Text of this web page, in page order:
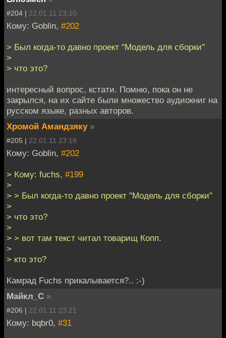
#204 | 22.01.11 23:10
Кому: Goblin, #202
> Был когда-то давно проект "Модель для сборки"
>
> что это?
интересный вопрос, кстати. Помню, пока он не
закрылся, на их сайте были множество аудиокниг на
русском языке, разных авторов.
Хромой Амандзяку »
#205 | 22.01.11 23:19
Кому: Goblin, #202
> Кому: fuchs, #199
>
> > Был когда-то давно проект "Модель для сборки"
>
> что это?
>
> > вот там текст читал товарищ Копп.
>
> кто это?
Камрад Fuchs прикалывается?.. :-)
Майкл_С »
#206 | 22.01.11 23:21
Кому: bqbr0, #31